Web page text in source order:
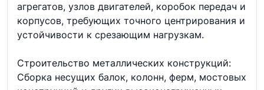
агрегатов, узлов двигателей, коробок передач и
корпусов, требующих точного центрирования и
устойчивости к срезающим нагрузкам.
Строительство металлических конструкций:
Сборка несущих балок, колонн, ферм, мостовых